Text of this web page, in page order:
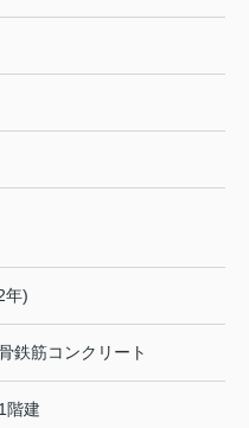
年)
鉄筋コンクリート
階建